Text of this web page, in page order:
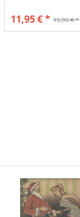
15,95 € *
11,95 € *